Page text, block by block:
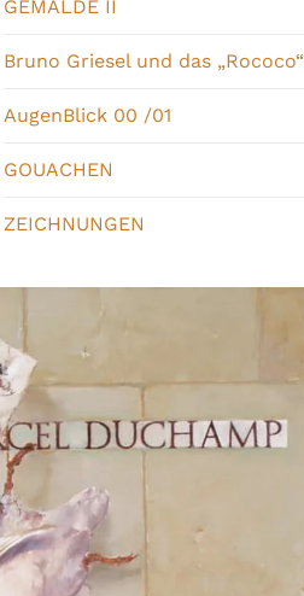
GEMÄLDE II
Bruno Griesel und das „Rococo“
AugenBlick 00 /01
GOUACHEN
ZEICHNUNGEN